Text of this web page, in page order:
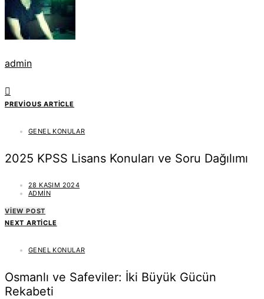
admin
PREVIOUS ARTICLE
GENEL KONULAR
2025 KPSS Lisans Konuları ve Soru Dağılımı
28 KASIM 2024
ADMIN
VIEW POST
NEXT ARTICLE
GENEL KONULAR
Osmanlı ve Safeviler: İki Büyük Gücün
Rekabeti